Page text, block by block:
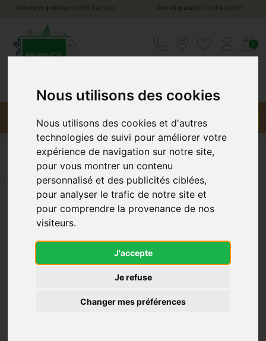
Nous utilisons des cookies
Nous utilisons des cookies et d'autres
technologies de suivi pour améliorer votre
expérience de navigation sur notre site,
pour vous montrer un contenu
personnalisé et des publicités ciblées,
pour analyser le trafic de notre site et
pour comprendre la provenance de nos
visiteurs.
J'accepte
Je refuse
Changer mes préférences
Livraison gratuite dès 89€ d’achats * Retrait gratuiten Click & Collect
0
Menu Promotions
Actipoche Poche Thermique
Genou